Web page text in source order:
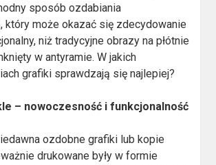
sposób ozdabiania
który może okazać się zdecydowanie
niż tradycyjne obrazy na płótnie
w antyramie. W jakich
grafiki sprawdzają się najlepiej?
– nowoczesność i funkcjonalność
ozdobne grafiki lub kopie
drukowane były w formie